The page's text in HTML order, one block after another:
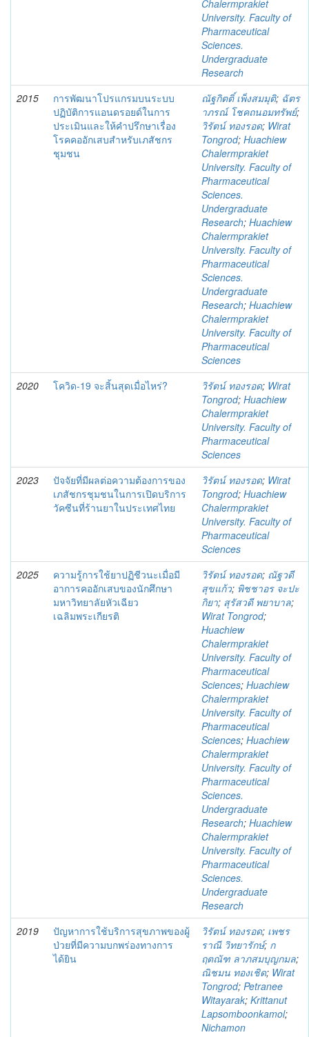
Chalermprakiet
University. Faculty of
Pharmaceutical
Sciences.
Undergraduate
Research
2015
การพัฒนาโปรแกรมบนระบบ
ปฏิบัติการแอนดรอยด์ในการ
ประเมินและให้คำปรึกษาเรื่อง
โรคคออักเสบสำหรับเภสัชกร
ชุมชน
ณัฐกิตติ์ เพ็งสมมุติ; ฉัตร
าภรณ์ โชคถนอมทรัพย์;
วิรัตน์ ทองรอด; Wirat
Tongrod; Huachiew
Chalermprakiet
University. Faculty of
Pharmaceutical
Sciences.
Undergraduate
Research; Huachiew
Chalermprakiet
University. Faculty of
Pharmaceutical
Sciences.
Undergraduate
Research; Huachiew
Chalermprakiet
University. Faculty of
Pharmaceutical
Sciences
2020
โควิด-19 จะสิ้นสุดเมื่อไหร่? วิรัตน์ ทองรอด; Wirat
Tongrod; Huachiew
Chalermprakiet
University. Faculty of
Pharmaceutical
Sciences
2023
ปัจจัยที่มีผลต่อความต้องการของ
เภสัชกรชุมชนในการเปิดบริการ
วัคซีนที่ร้านยาในประเทศไทย
วิรัตน์ ทองรอด; Wirat
Tongrod; Huachiew
Chalermprakiet
University. Faculty of
Pharmaceutical
Sciences
2025
ความรู้การใช้ยาปฏิชีวนะเมื่อมี
อาการคออักเสบของนักศึกษา
มหาวิทยาลัยหัวเฉียว
เฉลิมพระเกียรติ
วิรัตน์ ทองรอด; ณัฐวดี
สุขแก้ว; พิชชาอร จะปะ
กิยา; สุรัสวดี พยาบาล;
Wirat Tongrod;
Huachiew
Chalermprakiet
University. Faculty of
Pharmaceutical
Sciences; Huachiew
Chalermprakiet
University. Faculty of
Pharmaceutical
Sciences; Huachiew
Chalermprakiet
University. Faculty of
Pharmaceutical
Sciences.
Undergraduate
Research; Huachiew
Chalermprakiet
University. Faculty of
Pharmaceutical
Sciences.
Undergraduate
Research
2019
ปัญหาการใช้บริการสุขภาพของผู้
ป่วยที่มีความบกพร่องทางการ
ได้ยิน
วิรัตน์ ทองรอด; เพชร
ราณี วิทยารักษ์; ก
ฤตณัฑ ลาภสมบุญกมล;
ณิชมน ทองเชิด; Wirat
Tongrod; Petranee
Witayarak; Krittanut
Lapsomboonkamol;
Nichamon